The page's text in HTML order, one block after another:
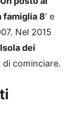
famiglia 8‘ e
Nel 2015
Isola dei
cominciare.